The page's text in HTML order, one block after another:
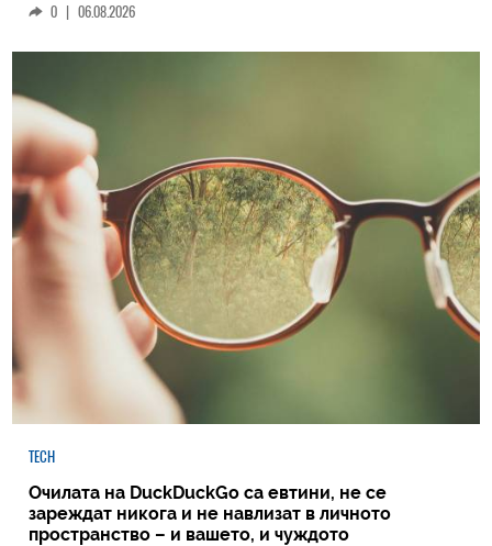
0 | 06.08.2026
TECH
Очилата на DuckDuckGo са евтини, не се
зареждат никога и не навлизат в личното
пространство – и вашето, и чуждото